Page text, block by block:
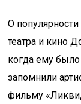
О
театра и кино
когда ему
запомнили
фильму